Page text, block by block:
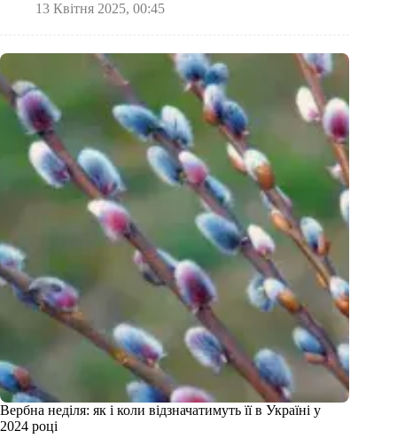
13 Квітня 2025, 00:45
Вербна неділя: як і коли відзначатимуть її в Україні у
2024 році